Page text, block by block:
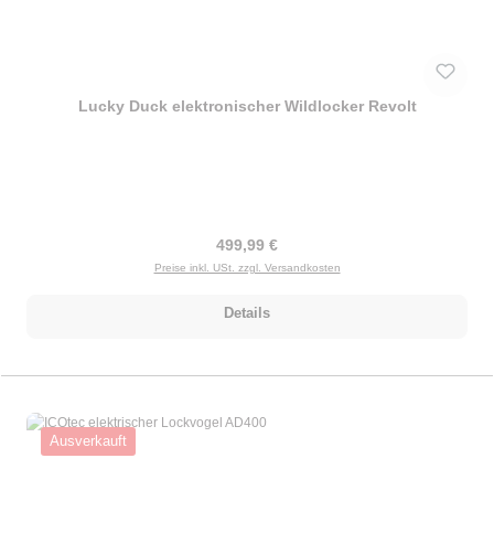
Lucky Duck elektronischer Wildlocker Revolt
Regulärer Preis:
499,99 €
Preise inkl. USt. zzgl. Versandkosten
Details
Ausverkauft